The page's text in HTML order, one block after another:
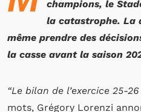
champions, le
la catastrophe. La
même prendre des
la casse avant la saison
“Le bilan de l’exercice 25-
mots, Grégory Lorenzi